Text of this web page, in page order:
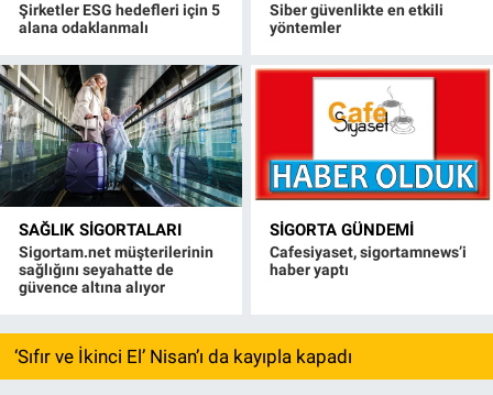
Şirketler ESG hedefleri için 5
alana odaklanmalı
Siber güvenlikte en etkili
yöntemler
SAĞLIK SIGORTALARI
Sigortam.net müşterilerinin
sağlığını seyahatte de
güvence altına alıyor
SIGORTA GÜNDEMI
Cafesiyaset, sigortamnews’i
haber yaptı
‘Sıfır ve İkinci El’ Nisan’ı da kayıpla kapadı